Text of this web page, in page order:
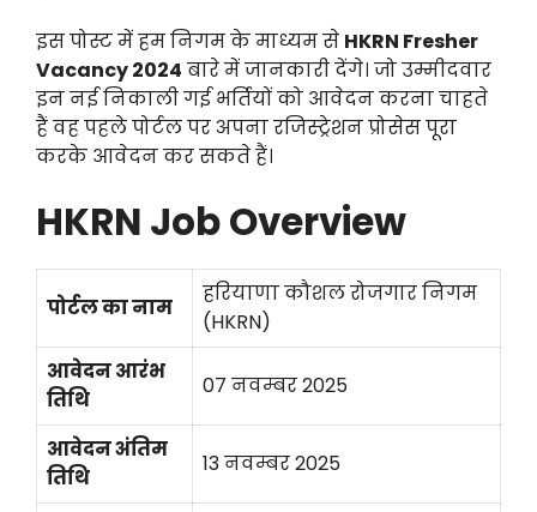
इस पोस्ट में हम निगम के माध्यम से HKRN Fresher
Vacancy 2024 बारे में जानकारी देंगे। जो उम्मीदवार
इन नई निकाली गई भर्तियों को आवेदन करना चाहते
हैं वह पहले पोर्टल पर अपना रजिस्ट्रेशन प्रोसेस पूरा
करके आवेदन कर सकते हैं।
HKRN Job Overview
पोर्टल का नाम
हरियाणा कौशल रोजगार निगम
(HKRN)
आवेदन आरंभ
तिथि
07 नवम्बर 2025
आवेदन अंतिम
तिथि
13 नवम्बर 2025